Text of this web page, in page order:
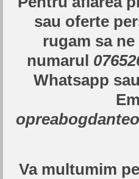
Inchiriere Animator: 250 RON
organizate in locatiile noastre:
Berceni, Club HAOS Inchiriere
sau oferte
rugam sa
numarul
Whatsapp
Va multumim